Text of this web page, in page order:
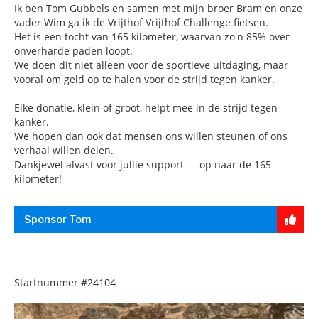
Ik ben Tom Gubbels en samen met mijn broer Bram en onze
vader Wim ga ik de Vrijthof Vrijthof Challenge fietsen.
Het is een tocht van 165 kilometer, waarvan zo'n 85% over
onverharde paden loopt.
We doen dit niet alleen voor de sportieve uitdaging, maar
vooral om geld op te halen voor de strijd tegen kanker.
Elke donatie, klein of groot, helpt mee in de strijd tegen
kanker.
We hopen dan ook dat mensen ons willen steunen of ons
verhaal willen delen.
Dankjewel alvast voor jullie support — op naar de 165
kilometer!
Sponsor Tom
Startnummer #24104